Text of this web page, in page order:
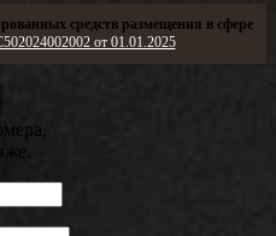
средств размещения в сфере
от 01.01.2025